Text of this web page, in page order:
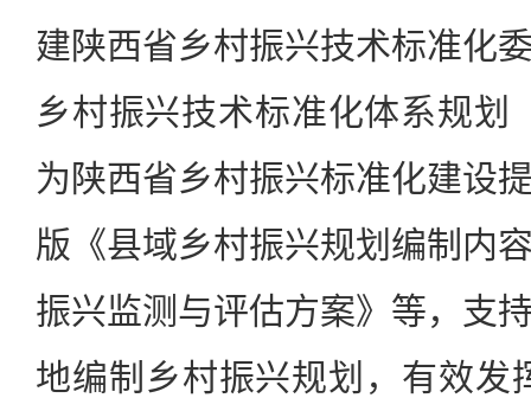
建陕西省乡村振兴技术标准化
乡村振兴技术标准化体系规
为陕西省乡村振兴标准化建设
版《县域乡村振兴规划编制内
振兴监测与评估方案》等，支
地编制乡村振兴规划，有效发